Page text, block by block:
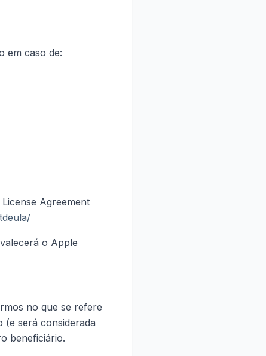
em caso de:
Agreement
o Apple
no que se refere
(e será considerada
beneficiário.